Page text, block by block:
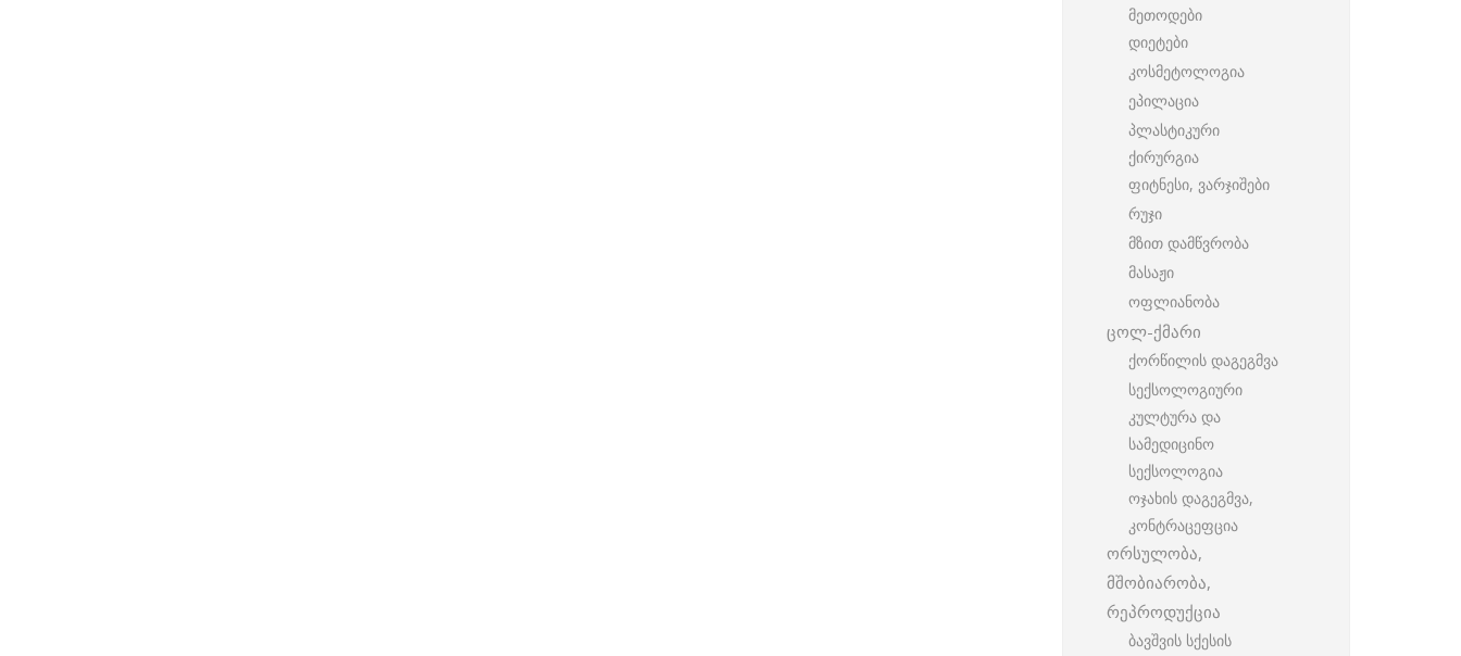
მეთოდები
დიეტები
კოსმეტოლოგია
ეპილაცია
პლასტიკური
ქირურგია
ფიტნესი, ვარჯიშები
რუჯი
მზით დამწვრობა
მასაჟი
ოფლიანობა
ცოლ-ქმარი
ქორწილის დაგეგმვა
სექსოლოგიური
კულტურა და
სამედიცინო
სექსოლოგია
ოჯახის დაგეგმვა,
კონტრაცეფცია
ორსულობა,
მშობიარობა,
რეპროდუქცია
ბავშვის სქესის